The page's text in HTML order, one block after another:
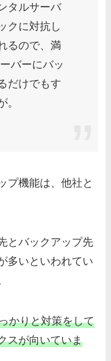
タルサーバ
クに対抗し
るので、満
バーにバッ
だけでもす
。
プ機能は、他社と
とバックアップ先
多いといわれてい
かりと対策をして
スが向いていま